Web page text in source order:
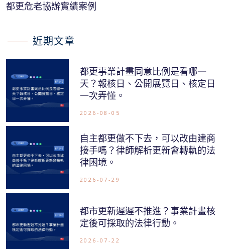
都更危老協辦實績案例
近期文章
都更事業計畫同意比例是看哪一
天？報核日、公開展覽日、核定日
一次弄懂。
2026-08-05
自主都更做不下去，可以改由建商
接手嗎？律師解析更新會轉軌的法
律困境。
2026-07-29
都市更新遲遲不推進？事業計畫核
定後可採取的法律行動。
2026-07-22